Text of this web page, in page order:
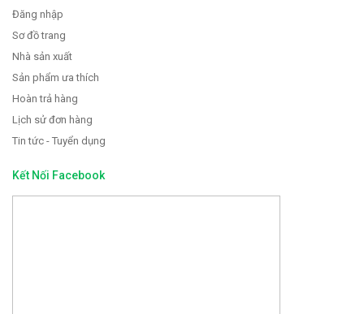
Đăng nhập
Sơ đồ trang
Nhà sản xuất
Sản phẩm ưa thích
Hoàn trả hàng
Lịch sử đơn hàng
Tin tức - Tuyển dụng
Kết Nối Facebook